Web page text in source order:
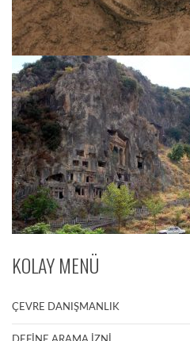
KOLAY MENÜ
ÇEVRE DANIŞMANLIK